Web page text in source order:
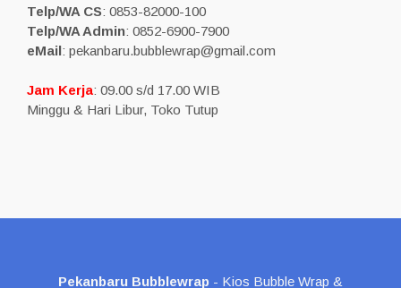
Telp/WA CS: 0853-82000-100
Telp/WA Admin: 0852-6900-7900
eMail: pekanbaru.bubblewrap@gmail.com
Jam Kerja: 09.00 s/d 17.00 WIB
Minggu & Hari Libur, Toko Tutup
Pekanbaru Bubblewrap - Kios Bubble Wrap &